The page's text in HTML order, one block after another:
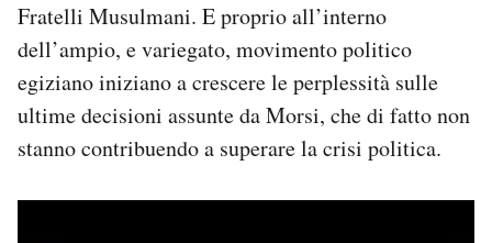
Fratelli Musulmani. E proprio all’interno
dell’ampio, e variegato, movimento politico
egiziano iniziano a crescere le perplessità sulle
ultime decisioni assunte da Morsi, che di fatto non
stanno contribuendo a superare la crisi politica.